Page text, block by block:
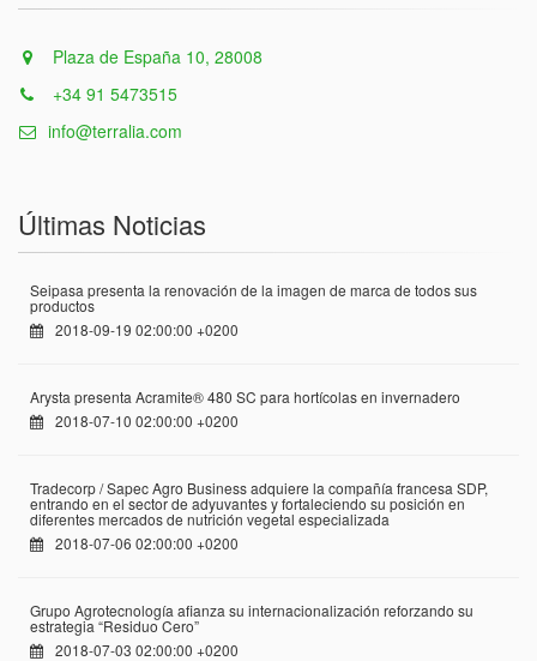
Plaza de España 10, 28008
+34 91 5473515
info@terralia.com
Últimas Noticias
Seipasa presenta la renovación de la imagen de marca de todos sus
productos
2018-09-19 02:00:00 +0200
Arysta presenta Acramite® 480 SC para hortícolas en invernadero
2018-07-10 02:00:00 +0200
Tradecorp / Sapec Agro Business adquiere la compañía francesa SDP,
entrando en el sector de adyuvantes y fortaleciendo su posición en
diferentes mercados de nutrición vegetal especializada
2018-07-06 02:00:00 +0200
Grupo Agrotecnología afianza su internacionalización reforzando su
estrategia “Residuo Cero”
2018-07-03 02:00:00 +0200